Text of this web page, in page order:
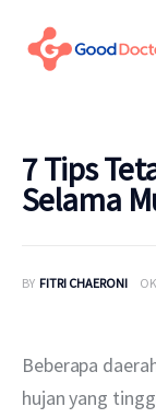
Berita
7 Tips
Selama
BY FITRI CHAERONI
Beberapa
hujan yang